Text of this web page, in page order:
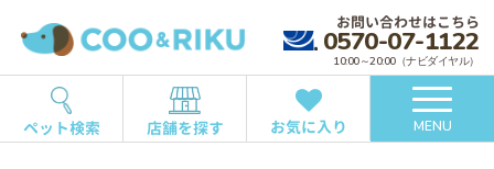
お問い合わせはこちら
0570-07-1122
10:00～20:00（ナビダイヤル）
ペット検索 店舗を探す お気に入り MENU